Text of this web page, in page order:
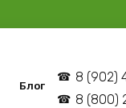
Блог
8 (902)
8 (800)